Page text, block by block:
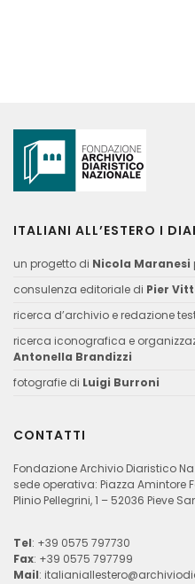
ITALIANI ALL’ESTERO I
un progetto di Nicola Maranesi
consulenza editoriale di Pier
ricerca d’archivio e redazione
ricerca iconografica e
Antonella Brandizzi
fotografie di Luigi Burroni
CONTATTI
Fondazione Archivio Diaristico
sede operativa: Piazza Amintore
Plinio Pellegrini, 1 – 52036 Pieve
Tel: +39 0575 797730
Fax: +39 0575 797799
Mail: